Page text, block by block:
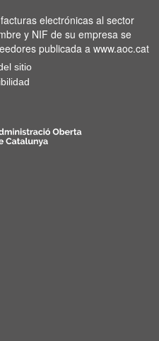
electrónicas al sector
y NIF de su empresa se
publicada a www.aoc.cat
sitio